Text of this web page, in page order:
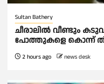
Sultan Bathery
ചീരാലിൽ വീണ്ടും
പോത്തുകളെ കൊന്ന്
2 hours ago news desk